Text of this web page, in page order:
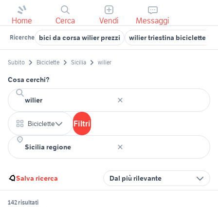
Home Cerca Vendi Messaggi
Ricerche bici da corsa wilier prezzi wilier triestina biciclette
Subito Biciclette Sicilia wilier
Cosa cerchi?
Biciclette Filtri
Salva ricerca Dal più rilevante
142 risultati